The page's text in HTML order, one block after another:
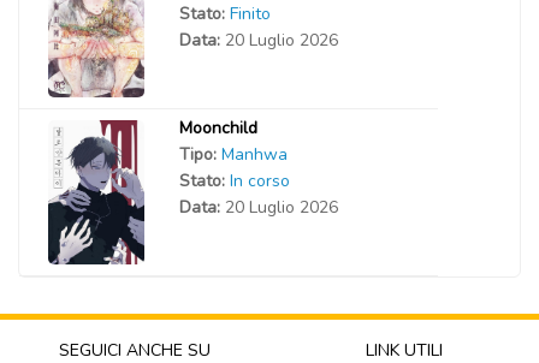
Stato: Finito
Data: 20 Luglio 2026
Moonchild
Tipo: Manhwa
Stato: In corso
Data: 20 Luglio 2026
SEGUICI ANCHE SU
LINK UTILI